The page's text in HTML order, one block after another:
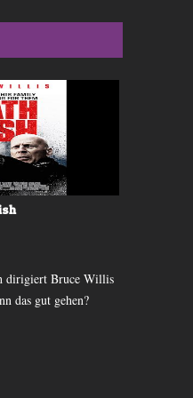
dirigiert Bruce Willis
das gut gehen?